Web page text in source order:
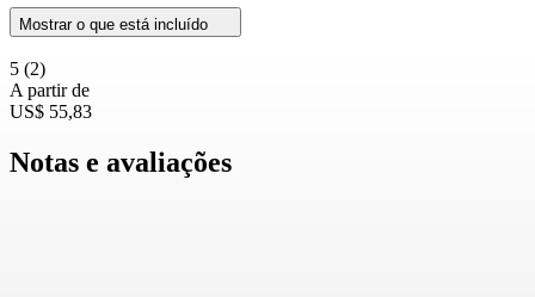
Mostrar o que está incluído
5 (2)
A partir de
US$ 55,83
Notas e avaliações